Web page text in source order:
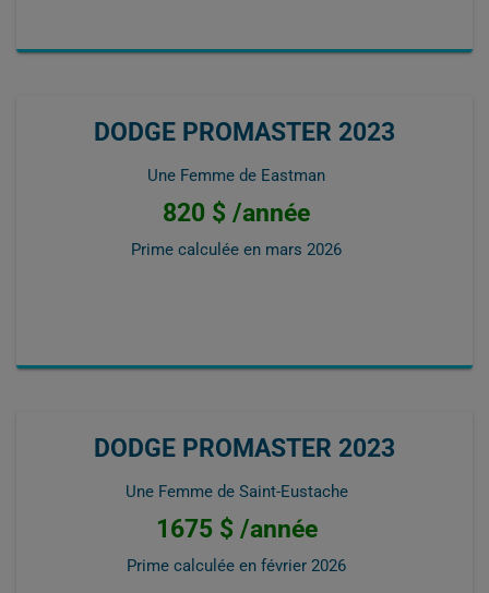
DODGE PROMASTER 2023
Une Femme de Eastman
820 $ /année
Prime calculée en mars 2026
DODGE PROMASTER 2023
Une Femme de Saint-Eustache
1675 $ /année
Prime calculée en février 2026